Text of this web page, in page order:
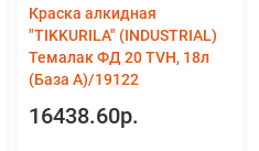
Краска алкидная
"TIKKURILA" (INDUSTRIAL)
Темалак ФД 20 TVH, 18л
(База А)/19122
16438.60р.